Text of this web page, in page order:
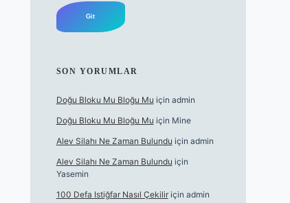
SON YORUMLAR
Doğu Bloku Mu Bloğu Mu için admin
Doğu Bloku Mu Bloğu Mu için Mine
Alev Silahı Ne Zaman Bulundu için admin
Alev Silahı Ne Zaman Bulundu için
Yasemin
100 Defa Istiğfar Nasıl Çekiliriçin admin